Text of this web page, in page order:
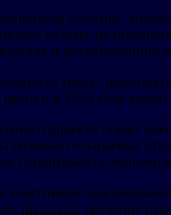
столицы,
создать на
и формированию
труда»
и в 2024 году
проекта станет
базовые несырьевые
Департамента
участников
процессе, обучение